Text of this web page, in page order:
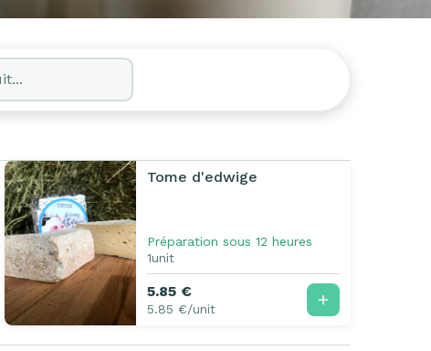
Tome d'edwige
Préparation sous 12 heures
1unit
5.85 €
5.85 €/unit